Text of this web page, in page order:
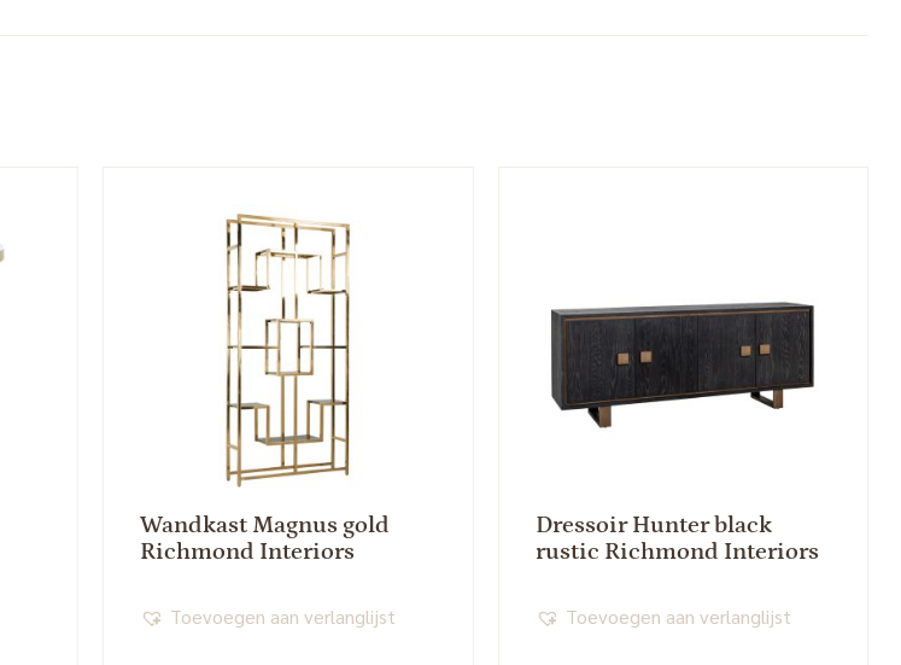
Wandkast Magnus gold
Richmond Interiors
Toevoegen aan verlanglijst
Dressoir Hunter black
rustic Richmond Interiors
Toevoegen aan verlanglijst